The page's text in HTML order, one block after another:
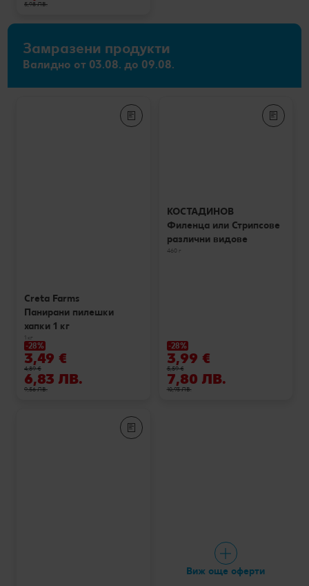
5,98 ЛВ.
Замразени продукти
Валидно от 03.08. до 09.08.
Creta Farms
Панирани пилешки
хапки 1 кг
1 кг
-28%
3,49 €
4,89 €
6,83 ЛВ.
9,56 ЛВ.
КОСТАДИНОВ
Филенца или Стрипсове
различни видове
460 г
-28%
3,99 €
5,59 €
7,80 ЛВ.
10,93 ЛВ.
Виж още оферти